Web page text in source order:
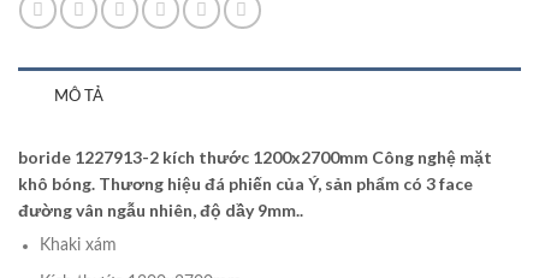
MÔ TẢ
boride 1227913-2 kích thước 1200x2700mm Công nghệ mặt
khô bóng. Thương hiệu đá phiến của Ý, sản phẩm có 3 face
đường vân ngẫu nhiên, độ dầy 9mm..
Khaki xám